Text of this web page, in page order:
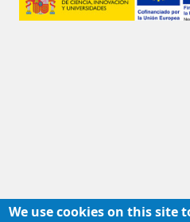
We use cookies on this site